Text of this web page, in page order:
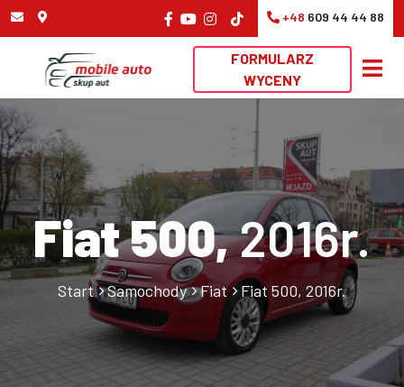
+48 609 44 44 88
FORMULARZ
WYCENY
Fiat 500,2016r.
Start Samochody Fiat Fiat 500, 2016r.